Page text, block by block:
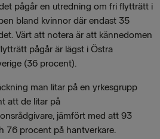
pågår en utredning om fri flytträtt i
bland kvinnor där endast 35
Värt att notera är att kännedomen
pågår är lägst i Östra
(36 procent).
man litar på en yrkesgrupp
att de litar på
jämfört med att 93
76 procent på hantverkare.